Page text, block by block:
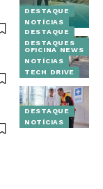
DESTAQUE
NOTÍCIAS
DESTAQUE
DESTAQUES
OFICINA NEWS
NOTÍCIAS
TECH DRIVE
DESTAQUE
NOTÍCIAS